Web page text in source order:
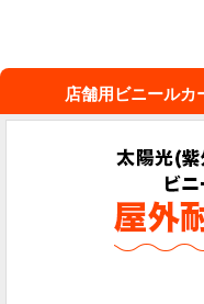
店舗用ビニールカ